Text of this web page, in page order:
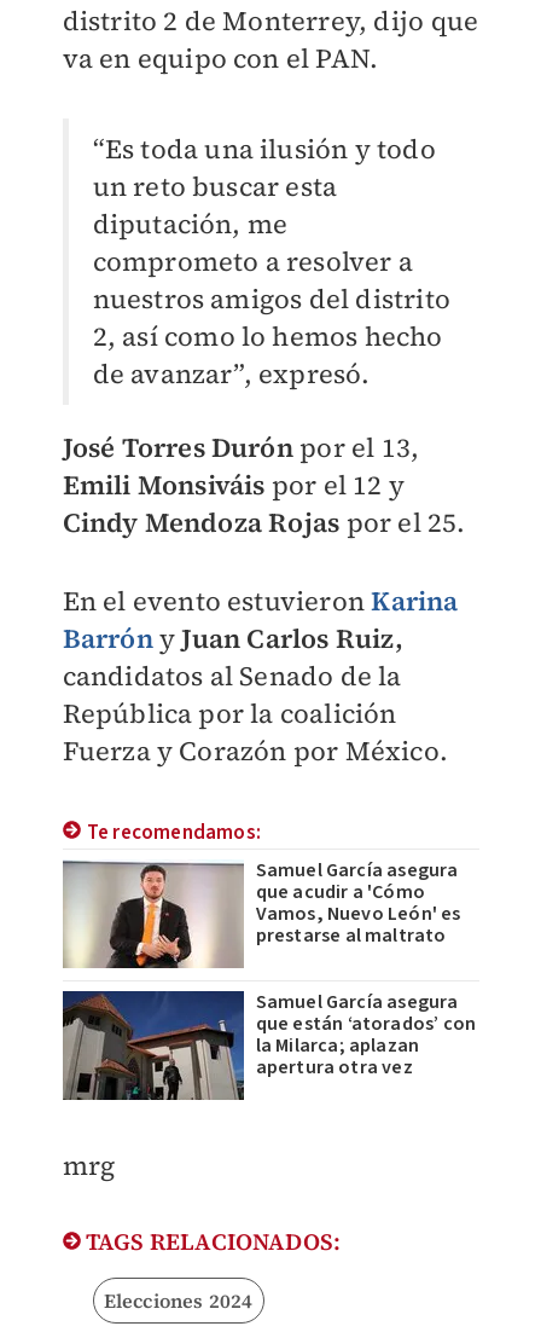
distrito 2 de Monterrey, dijo que
va en equipo con el PAN.
“Es toda una ilusión y todo
un reto buscar esta
diputación, me
comprometo a resolver a
nuestros amigos del distrito
2, así como lo hemos hecho
de avanzar”, expresó.
José Torres Durónpor el 13,
Emili Monsiváis por el 12 y
Cindy Mendoza Rojas por el 25.
En el evento estuvieronKarina
BarrónyJuan Carlos Ruiz,
candidatos al Senado de la
República por la coalición
Fuerza y Corazón por México.
Te recomendamos:
Samuel García asegura
que acudir a 'Cómo
Vamos, Nuevo León' es
prestarse al maltrato
Samuel García asegura
que están ‘atorados’ con
la Milarca; aplazan
apertura otra vez
mrg
TAGS RELACIONADOS:
Elecciones 2024